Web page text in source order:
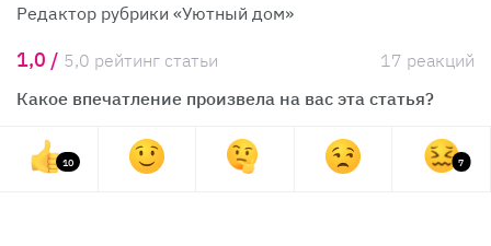
Редактор рубрики «Уютный дом»
1,0 / 5,0 рейтинг статьи
17 реакций
Какое впечатление произвела на вас эта статья?
10 7